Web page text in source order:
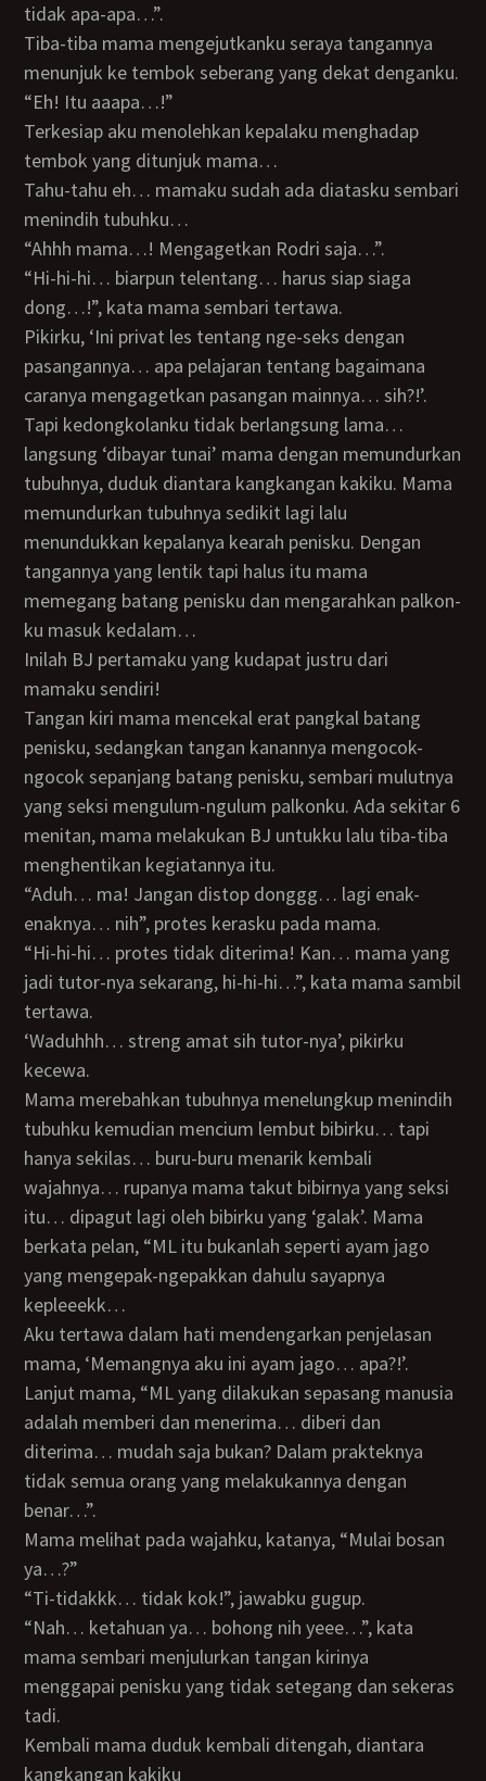
tidak apa-apa…”.
Tiba-tiba mama mengejutkanku seraya tangannya
menunjuk ke tembok seberang yang dekat denganku.
“Eh! Itu aaapa…!”
Terkesiap aku menolehkan kepalaku menghadap
tembok yang ditunjuk mama…
Tahu-tahu eh… mamaku sudah ada diatasku sembari
menindih tubuhku…
“Ahhh mama…! Mengagetkan Rodri saja…”.
“Hi-hi-hi… biarpun telentang… harus siap siaga
dong…!”, kata mama sembari tertawa.
Pikirku, ‘Ini privat les tentang nge-seks dengan
pasangannya… apa pelajaran tentang bagaimana
caranya mengagetkan pasangan mainnya… sih?!’.
Tapi kedongkolanku tidak berlangsung lama…
langsung ‘dibayar tunai’ mama dengan memundurkan
tubuhnya, duduk diantara kangkangan kakiku. Mama
memundurkan tubuhnya sedikit lagi lalu
menundukkan kepalanya kearah penisku. Dengan
tangannya yang lentik tapi halus itu mama
memegang batang penisku dan mengarahkan palkon-
ku masuk kedalam…
Inilah BJ pertamaku yang kudapat justru dari
mamaku sendiri!
Tangan kiri mama mencekal erat pangkal batang
penisku, sedangkan tangan kanannya mengocok-
ngocok sepanjang batang penisku, sembari mulutnya
yang seksi mengulum-ngulum palkonku. Ada sekitar 6
menitan, mama melakukan BJ untukku lalu tiba-tiba
menghentikan kegiatannya itu.
“Aduh… ma! Jangan distop donggg… lagi enak-
enaknya… nih”, protes kerasku pada mama.
“Hi-hi-hi… protes tidak diterima! Kan… mama yang
jadi tutor-nya sekarang, hi-hi-hi…”, kata mama sambil
tertawa.
‘Waduhhh… streng amat sih tutor-nya’, pikirku
kecewa.
Mama merebahkan tubuhnya menelungkup menindih
tubuhku kemudian mencium lembut bibirku… tapi
hanya sekilas… buru-buru menarik kembali
wajahnya… rupanya mama takut bibirnya yang seksi
itu… dipagut lagi oleh bibirku yang ‘galak’. Mama
berkata pelan, “ML itu bukanlah seperti ayam jago
yang mengepak-ngepakkan dahulu sayapnya
kepleeekk…
Aku tertawa dalam hati mendengarkan penjelasan
mama, ‘Memangnya aku ini ayam jago… apa?!’.
Lanjut mama, “ML yang dilakukan sepasang manusia
adalah memberi dan menerima… diberi dan
diterima… mudah saja bukan? Dalam prakteknya
tidak semua orang yang melakukannya dengan
benar…”.
Mama melihat pada wajahku, katanya, “Mulai bosan
ya…?”
“Ti-tidakkk… tidak kok!”, jawabku gugup.
“Nah… ketahuan ya… bohong nih yeee…”, kata
mama sembari menjulurkan tangan kirinya
menggapai penisku yang tidak setegang dan sekeras
tadi.
Kembali mama duduk kembali ditengah, diantara
kangkangan kakiku